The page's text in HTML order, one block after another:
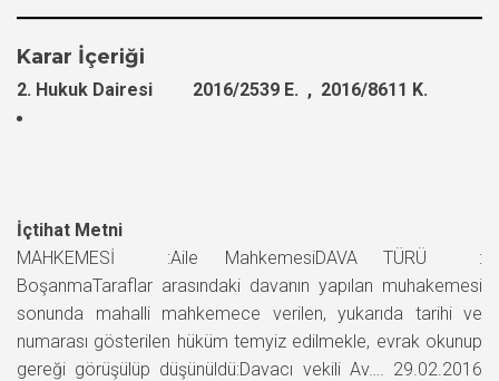
Karar İçeriği
2. Hukuk Dairesi 2016/2539 E. , 2016/8611 K.
İçtihat Metni
MAHKEMESİ :Aile MahkemesiDAVA TÜRÜ :
BoşanmaTaraflar arasındaki davanın yapılan muhakemesi
sonunda mahalli mahkemece verilen, yukarıda tarihi ve
numarası gösterilen hüküm temyiz edilmekle, evrak okunup
gereği görüşülüp düşünüldü:Davacı vekili Av…. 29.02.2016